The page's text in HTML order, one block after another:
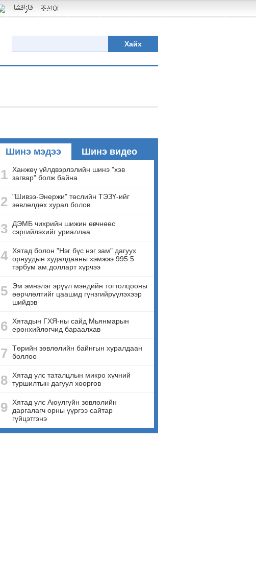
Хайх
Шинэ мэдээ Шинэ видео
1 Ханжөү үйлдвэрлэлийн шинэ "хэв
загвар" болж байна
2 "Шивээ-Энержи" төслийн ТЭЗҮ-ийг
зөвлөлдөх хурал болов
3
ДЭМБ чихрийн шижин өвчнөөс
сэргийлэхийг уриаллаа
4 Хятад болон "Нэг бүс нэг зам" дагуух
орнуудын худалдааны хэмжээ 995.5
тэрбум ам.долларт хүрчээ
5
Эм эмнэлэг эрүүл мэндийн тогтолцооны
өөрчлөлтийг цаашид гүнзгийрүүлэхээр
шийдэв
6 Хятадын ГХЯ-ны сайд Мьянмарын
ерөнхийлөгчид бараалхав
7
Төрийн зөвлөлийн байнгын хуралдаан
боллоо
8 Хятад улс таталцлын микро хүчний
туршилтын дагуул хөөргөв
9 Хятад улс Аюулгүйн зөвлөлийн
даргалагч орны үүргээ сайтар
гүйцэтгэнэ